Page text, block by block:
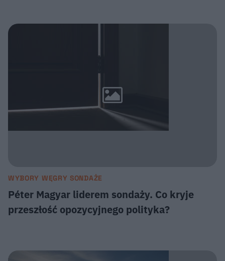
WYBORY WĘGRY SONDAŻE
Péter Magyar liderem sondaży. Co kryje
przeszłość opozycyjnego polityka?